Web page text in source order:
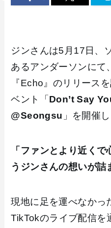
ジンさんは5月17日、
あるアンダーソンにて
『Echo』のリリース
ベント「 Don’t Say
@Seongsu 」を開催
「ファンとより近く
うジンさんの想いが詰
現地に足を運べなかっ
TikTokのライブ配信を